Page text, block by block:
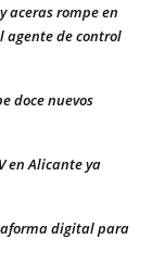
aceras rompe en
agente de control
doce nuevos
en Alicante ya
digital para